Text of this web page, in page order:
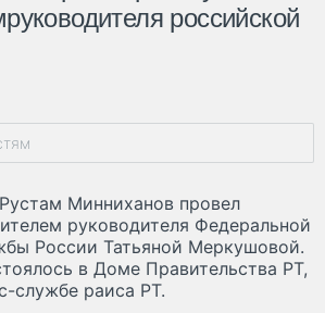
российской
Минниханов провел
руководителя Федеральной
России Татьяной Меркушовой.
в Доме Правительства РТ,
службе раиса РТ.